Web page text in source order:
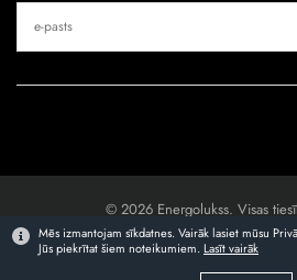
Mēs izmantojam sīkdatnes. Vairāk lasiet mūsu
Jūs piekrītat šiem noteikumiem.Lasīt vairāk
© 2026 Energolukss. Visas